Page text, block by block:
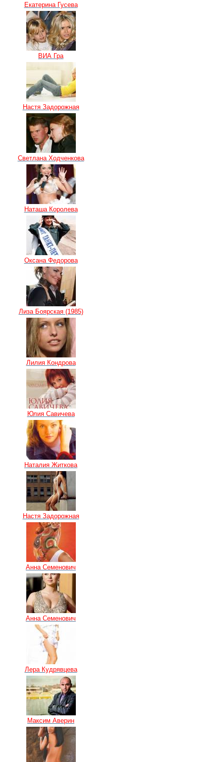
Екатерина Гусева
ВИА Гра
Настя Задорожная
Светлана Ходченкова
Наташа Королева
Оксана Федорова
Лиза Боярская (1985)
Лилия Кондрова
Юлия Савичева
Наталия Житкова
Настя Задорожная
Анна Семенович
Анна Семенович
Лера Кудрявцева
Максим Аверин